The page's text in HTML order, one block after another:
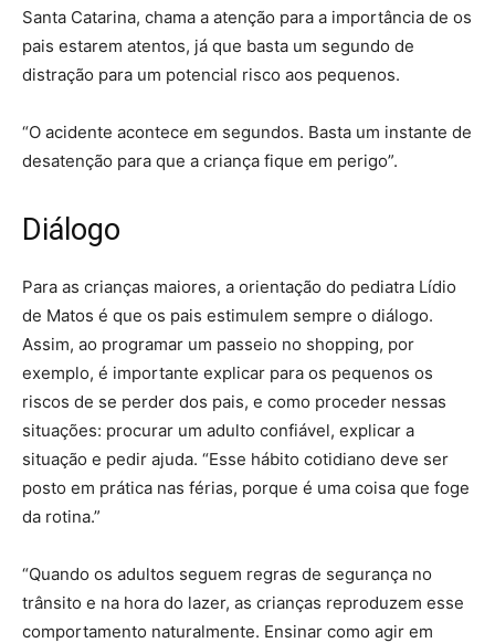
Santa Catarina, chama a atenção para a importância de os
pais estarem atentos, já que basta um segundo de
distração para um potencial risco aos pequenos.
“O acidente acontece em segundos. Basta um instante de
desatenção para que a criança fique em perigo”.
Diálogo
Para as crianças maiores, a orientação do pediatra Lídio
de Matos é que os pais estimulem sempre o diálogo.
Assim, ao programar um passeio no shopping, por
exemplo, é importante explicar para os pequenos os
riscos de se perder dos pais, e como proceder nessas
situações: procurar um adulto confiável, explicar a
situação e pedir ajuda. “Esse hábito cotidiano deve ser
posto em prática nas férias, porque é uma coisa que foge
da rotina.”
“Quando os adultos seguem regras de segurança no
trânsito e na hora do lazer, as crianças reproduzem esse
comportamento naturalmente. Ensinar como agir em